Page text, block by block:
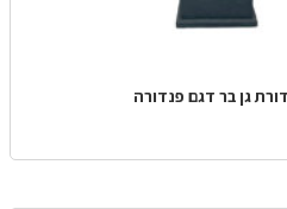
גן בר דגם פנדורה